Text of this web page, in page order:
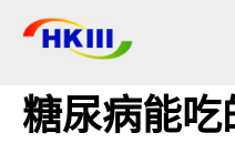
糖尿病能